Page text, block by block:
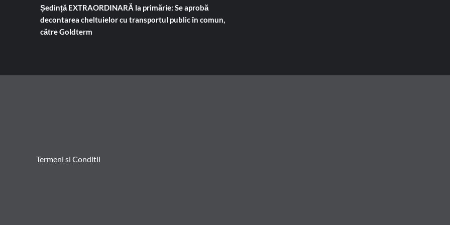
Ședință EXTRAORDINARĂ la primărie: Se aprobă
decontarea cheltuielor cu transportul public în comun,
către Goldterm
Termeni si Conditii